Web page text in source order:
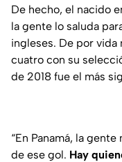
De hecho, el nacido
la gente lo saluda
ingleses. De por vida
cuatro con su
de 2018 fue el más
“En Panamá, la
de ese gol. Hay